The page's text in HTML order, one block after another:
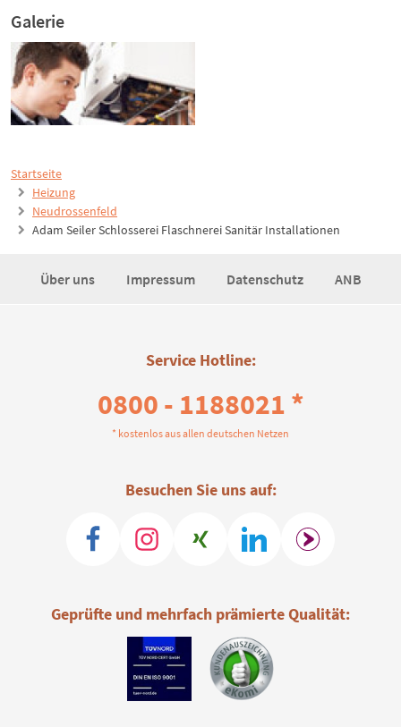
Startseite
Heizung
Neudrossenfeld
Adam Seiler Schlosserei Flaschnerei Sanitär Installationen
Galerie
Über uns Impressum Datenschutz ANB
Service Hotline:
0800 - 1188021 *
* kostenlos aus allen deutschen Netzen
Besuchen Sie uns auf:
Geprüfte und mehrfach prämierte Qualität: